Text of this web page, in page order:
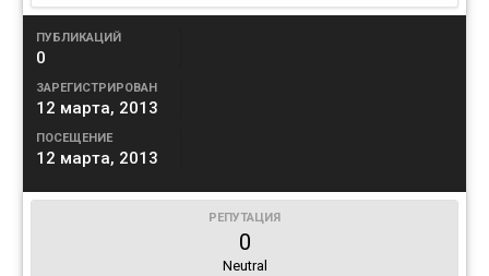
ПУБЛИКАЦИЙ
0
ЗАРЕГИСТРИРОВАН
12 марта, 2013
ПОСЕЩЕНИЕ
12 марта, 2013
РЕПУТАЦИЯ
0
Neutral